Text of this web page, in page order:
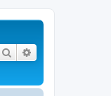
搜尋